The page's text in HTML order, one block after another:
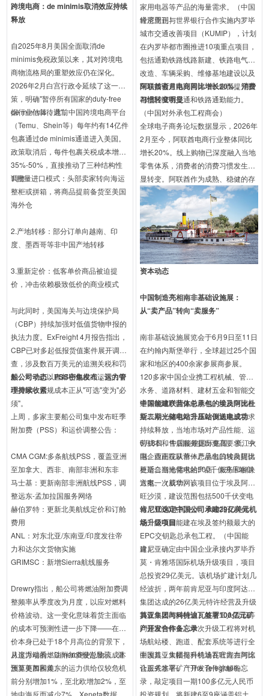
跨境电商：de minimis取消效应持续
释放
自2025年8月美国全面取消de
minimis免税政策以来，其对跨境电
商物流格局的重塑效应仍在深化。
2026年2月白宫行政令延续了这一政
策，明确"暂停所有国家的duty-free
de minimis待遇"。
据行业估算，此前中国跨境电商平台
（Temu、Shein等）每年约有14亿件
包裹通过de minimis通道进入美国。
政策取消后，每件包裹关税成本增加
35%-50%，直接推动了三种结构性
调整：
1.批量进口模式：头部卖家转向海运
整柜或拼箱，将商品提前备货至美国
海外仓
2.产地转移：部分订单向越南、印
度、墨西哥等非中国产地转移
3.重新定价：低客单价商品被迫提
价，冲击依赖极致低价的商业模式
与此同时，美国海关与边境保护局
（CBP）持续加强对低值货物申报的
执法力度。ExFreight 4月报告指出，
CBP已对多起低报货值案件展开调
查，涉及数百万美元的追溯关税和罚
款。对于仍以直邮小包模式运营的中
小卖家，合规成本正从"可选"变为"必
须"。
船公司动态：PSS密集发布，运力管
理持续收紧
上周，多家主要船公司集中发布旺季
附加费（PSS）和运价调整公告：
CMA CGM:多条航线PSS，覆盖亚洲
至加拿大、西非、南部非洲和东非
马士基：更新南部非洲航线PSS，调
整远东-孟加拉国服务网络
赫伯罗特：更新北美航线定价和订舱
费用
ANL：对东北亚/东南亚/印度发往帝
力和达尔文货物实施
GRIMSC：新增Sierra航线服务
Drewry指出，船公司将燃油附加费调
整频率从季度改为月度，以应对燃料
价格波动。这一变化意味着货主面临
的成本可预测性进一步下降——在运
价本身已处于18个月高位的背景下，
月度浮动的燃油附加费使总物流成本
预算更加困难。
从运力端看，Dimerco报告显示，亚
洲至美西和美东的运力供给仅较危机
前分别增加1%，至北欧增加2%，至
地中海反而减少7%。Xeneta数据印
家用电器等产品的海量需求。（中国
经济周刊）
肯尼亚正与世界银行合作实施内罗毕
城市交通改善项目（KUMIP），计划
在内罗毕都市圈推进10项重点项目，
包括通勤铁路线路新建、铁路电气化
改造、车辆采购、维修基地建设以及
车站接驳道路完善等，以全面提升首
都地区城市交通和铁路通勤能力。
（中国对外承包工程商会）
阿联酋斋月电商同比增长20%，消费
习惯转变明显
全球电子商务论坛数据显示，2026年
2月至今，阿联酋电商行业整体同比
增长20%。线上购物已深度融入当地
零售体系，消费者的消费习惯发生明
显转变。阿联酋作为成熟、稳健的存
量市场，其流量正逐步告别波动、回
归理性的常态化增长。（澎湃新闻）
资本动态
中国制造亮相南非基础设施展：
从“卖产品”转向“卖服务”
南非基础设施展览会于6月9日至11日
在约翰内斯堡举行，全球超过25个国
家和地区的400余家参展商参展。
120多家中国企业携工程机械、管道
水务、道路材料、建材五金和智能交
通等领域产品集中亮相。受访中国企
业表示，随着南非基础设施建设需求
持续释放，当地市场对产品性能、运
营成本和售后服务提出更高要求。中
国企业正在从单一产品出口转向提供
更适合当地需求的产品、服务和解决
方案。（新华网）
中国能建联营体总承包的埃及阿比杜
斯二期光储电站升压站倒送电成功
6月8日，中国能建国际集团、浙江火
电、西南院联营体总承包的埃及阿比
杜斯二期光储电站500千伏升压站倒
送电一次成功。该项目位于埃及阿斯
旺沙漠，建设范围包括500千伏变电
站、1000兆瓦光伏、600兆瓦时储
能，是中国能建在埃及签约额最大的
EPC交钥匙总承包工程。（中国能
建）
肯尼亚选定中国公司承建29亿美元机
场升级项目
肯尼亚确定由中国企业承接内罗毕乔
莫・肯雅塔国际机场升级项目，项目
总投资29亿美元。该机场扩建计划几
经波折，两年前肯尼亚与印度阿达尼
集团达成的26亿美元特许经营及升级
协议，因民间抗议、航空工人罢工等
问题宣告终止。本次升级工程将对机
场航站楼、跑道、配套系统等进行全
面改造，大幅提升机场吞吐能力与综
合服务水平。（The Telegraph）
其亚集团与科特迪瓦签署100亿元矿
产开发合作备忘录
中国其亚集团与科特迪瓦官方在阿比
让正式签署矿产开发合作谅解备忘
录，敲定项目一期100多亿元人民币
投资规划，将新建6至9座涵盖铝土、